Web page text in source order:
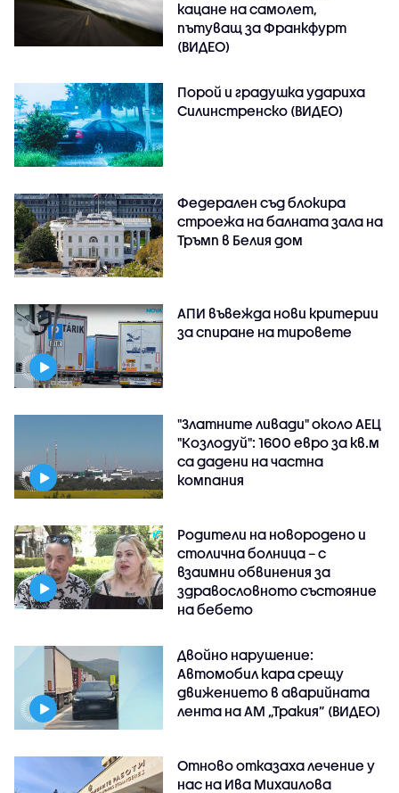
кацане на самолет,
пътуващ за Франкфурт
(ВИДЕО)
Порой и градушка удариха
Силинстренско (ВИДЕО)
Федерален съд блокира
строежа на балната зала на
Тръмп в Белия дом
АПИ въвежда нови критерии
за спиране на тировете
"Златните ливади" около АЕЦ
"Козлодуй": 1600 евро за кв.м
са дадени на частна
компания
Родители на новородено и
столична болница – с
взаимни обвинения за
здравословното състояние
на бебето
Двойно нарушение:
Автомобил кара срещу
движението в аварийната
лента на АМ „Тракия” (ВИДЕО)
Отново отказаха лечение у
нас на Ива Михаилова